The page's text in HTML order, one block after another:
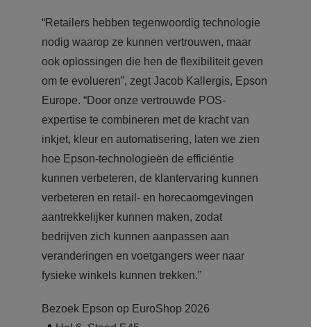
“Retailers hebben tegenwoordig technologie
nodig waarop ze kunnen vertrouwen, maar
ook oplossingen die hen de flexibiliteit geven
om te evolueren”, zegt Jacob Kallergis, Epson
Europe. “Door onze vertrouwde POS-
expertise te combineren met de kracht van
inkjet, kleur en automatisering, laten we zien
hoe Epson-technologieën de efficiëntie
kunnen verbeteren, de klantervaring kunnen
verbeteren en retail- en horecaomgevingen
aantrekkelijker kunnen maken, zodat
bedrijven zich kunnen aanpassen aan
veranderingen en voetgangers weer naar
fysieke winkels kunnen trekken.”
Bezoek Epson op EuroShop 2026